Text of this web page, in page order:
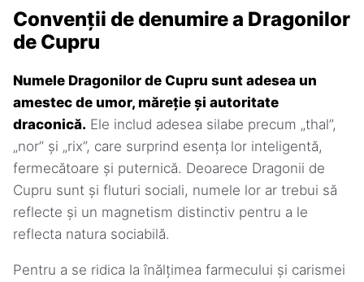
Convenții de denumire a Dragonilor
de Cupru
Numele Dragonilor de Cupru sunt adesea un
amestec de umor, măreție și autoritate
draconică. Ele includ adesea silabe precum „thal”,
„nor” și „rix”, care surprind esența lor inteligentă,
fermecătoare și puternică. Deoarece Dragonii de
Cupru sunt și fluturi sociali, numele lor ar trebui să
reflecte și un magnetism distinctiv pentru a le
reflecta natura sociabilă.
Pentru a se ridica la înălțimea farmecului și carismei